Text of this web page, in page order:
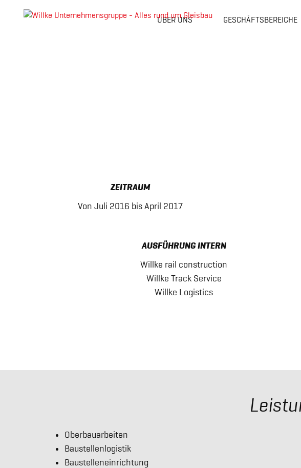
ÜBER UNS GESCHÄFTSBEREICHE
ZEITRAUM
Von Juli 2016 bis April 2017
AUSFÜHRUNG INTERN
Willke rail construction
Willke Track Service
Willke Logistics
Oberbauarbeiten
Baustellenlogistik
Baustelleneinrichtung